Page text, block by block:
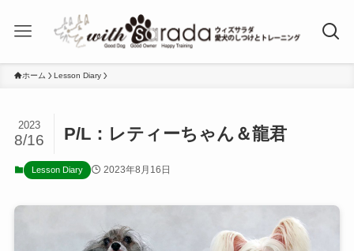
ホーム Lesson Diary
P/L：レティーちゃん＆龍君
2023
8/16
Lesson Diary 2023年8月16日